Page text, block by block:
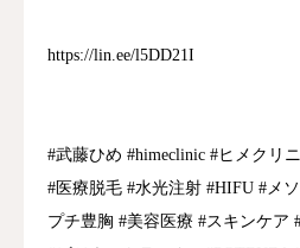
https://lin.ee/l5DD21I
#武藤ひめ #himeclinic #ヒメクリ
#医療脱毛 #水光注射 #HIFU #メ
プチ豊胸 #美容医療 #スキンケ